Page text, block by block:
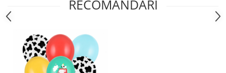
Paste
Petrecerea Burlacitelor
Petreceri Aniversare
Valentine's Day
RECOMANDARI